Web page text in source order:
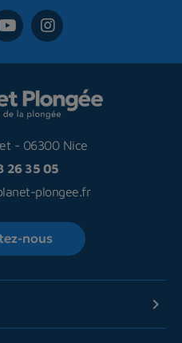
- 06300 Nice
26 35 05
plongee.fr
nous
